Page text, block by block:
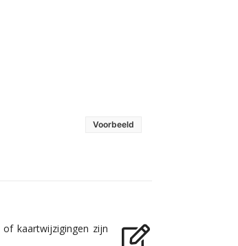
Voorbeeld
of kaartwijzigingen zijn